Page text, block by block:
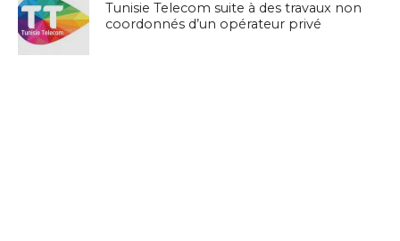
Tunisie Telecom suite à des travaux non
coordonnés d’un opérateur privé